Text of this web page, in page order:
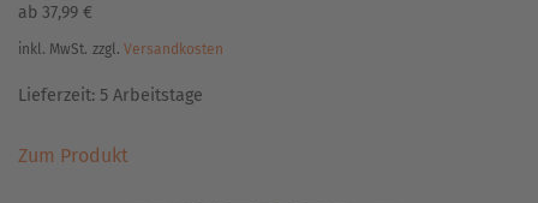
ab 37,99 €
inkl. MwSt. zzgl. Versandkosten
Lieferzeit: 5 Arbeitstage
Zum ProduktProdukt